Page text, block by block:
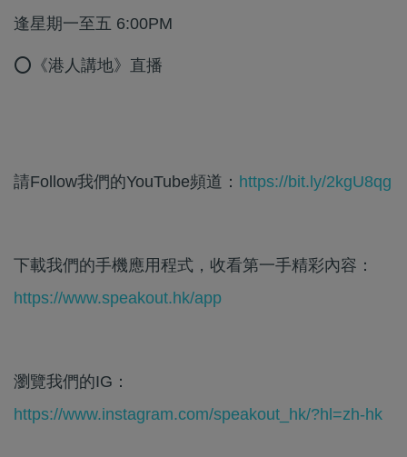
逢星期一至五 6:00PM
⭕《港人講地》直播
請Follow我們的YouTube頻道： https://bit.ly/2kgU8qg
下載我們的手機應用程式，收看第一手精彩內容：
https://www.speakout.hk/app
瀏覽我們的IG：
https://www.instagram.com/speakout_hk/?hl=zh-hk